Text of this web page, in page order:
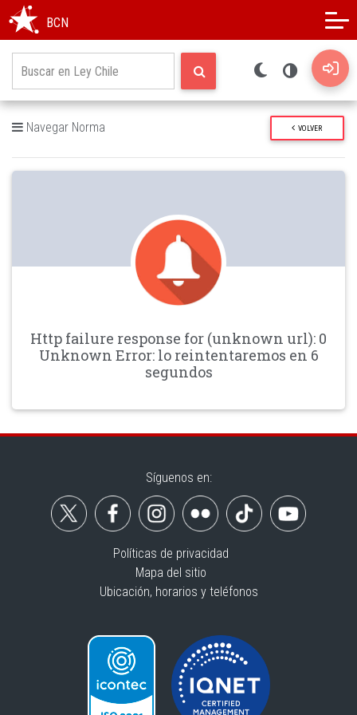
BCN
Navegar Norma VOLVER
Http failure response for (unknown url): 0
Unknown Error: lo reintentaremos en 6
segundos
Síguenos en:
Políticas de privacidad
Mapa del sitio
Ubicación, horarios y teléfonos